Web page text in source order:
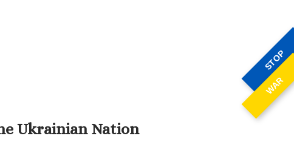
STOP
WAR
Ukrainian Nation